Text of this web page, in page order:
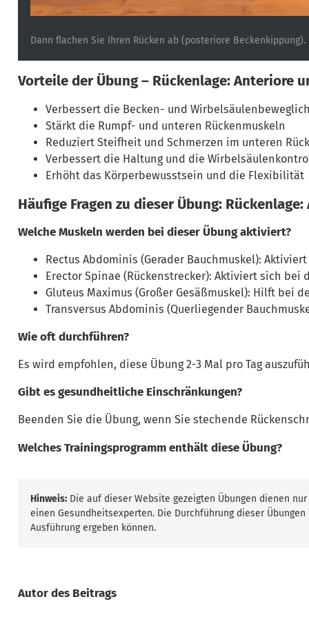
Dann flachen Sie Ihren Rücken ab (posteriore Beckenkippung).
Vorteile der Übung – Rückenlage: Anteriore
Verbessert die Becken- und
Stärkt die Rumpf- und unteren Rückenmuskeln
Reduziert Steifheit und Schmerzen im unteren
Verbessert die Haltung und die
Erhöht das Körperbewusstsein und die Flexibilität
Häufige Fragen zu dieser Übung:
Welche Muskeln werden bei dieser Übung aktiviert?
Rectus Abdominis (Gerader Bauchmuskel):
Erector Spinae (Rückenstrecker): Aktiviert sich
Gluteus Maximus (Großer Gesäßmuskel): Hilft bei
Transversus Abdominis (Querliegender
Wie oft durchführen?
Es wird empfohlen, diese Übung 2-3 Mal pro Tag
Gibt es gesundheitliche Einschränkungen?
Beenden Sie die Übung, wenn Sie stechende
Welches Trainingsprogramm enthält diese Übung?
Hinweis: Die auf dieser Website gezeigten Übungen dienen
einen Gesundheitsexperten. Die Durchführung dieser
Ausführung ergeben können.
Autor des Beitrags